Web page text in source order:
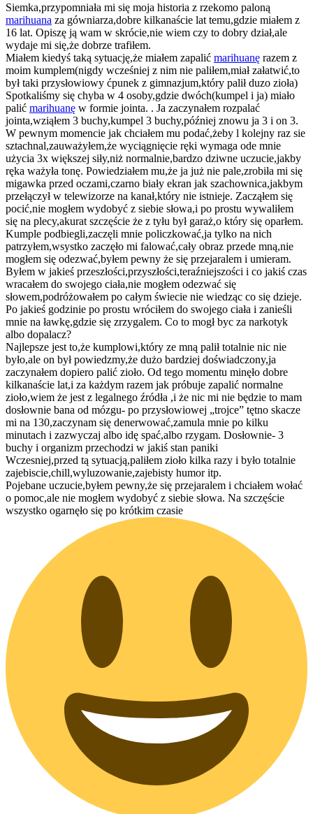
Siemka,przypomniała mi się moja historia z rzekomo paloną
marihuana za gówniarza,dobre kilkanaście lat temu,gdzie miałem z
16 lat. Opiszę ją wam w skrócie,nie wiem czy to dobry dział,ale
wydaje mi się,że dobrze trafiłem.
Miałem kiedyś taką sytuację,że miałem zapalić marihuanę razem z
moim kumplem(nigdy wcześniej z nim nie paliłem,miał załatwić,to
był taki przysłowiowy ćpunek z gimnazjum,który palił duzo zioła)
Spotkaliśmy się chyba w 4 osoby,gdzie dwóch(kumpel i ja) miało
palić marihuanę w formie jointa. . Ja zaczynałem rozpalać
jointa,wziąłem 3 buchy,kumpel 3 buchy,później znowu ja 3 i on 3.
W pewnym momencie jak chciałem mu podać,żeby l kolejny raz sie
sztachnal,zauważyłem,że wyciągnięcie ręki wymaga ode mnie
użycia 3x większej siły,niż normalnie,bardzo dziwne uczucie,jakby
ręka ważyła tonę. Powiedziałem mu,że ja już nie pale,zrobiła mi się
migawka przed oczami,czarno biały ekran jak szachownica,jakbym
przełączył w telewizorze na kanał,który nie istnieje. Zacząłem się
pocić,nie mogłem wydobyć z siebie słowa,i po prostu wywaliłem
się na plecy,akurat szczęście że z tyłu był garaż,o który się oparłem.
Kumple podbiegli,zaczęli mnie policzkować,ja tylko na nich
patrzyłem,wsystko zaczęło mi falować,cały obraz przede mną,nie
mogłem się odezwać,byłem pewny że się przejaralem i umieram.
Byłem w jakieś przeszłości,przyszłości,teraźniejszości i co jakiś czas
wracałem do swojego ciała,nie mogłem odezwać się
słowem,podróżowałem po całym świecie nie wiedząc co się dzieje.
Po jakieś godzinie po prostu wróciłem do swojego ciała i zanieśli
mnie na ławkę,gdzie się zrzygalem. Co to mogł byc za narkotyk
albo dopalacz?
Najlepsze jest to,że kumplowi,który ze mną palił totalnie nic nie
było,ale on był powiedzmy,że dużo bardziej doświadczony,ja
zaczynałem dopiero palić zioło. Od tego momentu minęło dobre
kilkanaście lat,i za każdym razem jak próbuje zapalić normalne
zioło,wiem że jest z legalnego źródła ,i że nic mi nie będzie to mam
dosłownie bana od mózgu- po przysłowiowej „trojce” tętno skacze
mi na 130,zaczynam się denerwować,zamula mnie po kilku
minutach i zazwyczaj albo idę spać,albo rzygam. Dosłownie- 3
buchy i organizm przechodzi w jakiś stan paniki
Wczesniej,przed tą sytuacją,paliłem zioło kilka razy i było totalnie
zajebiscie,chill,wyluzowanie,zajebisty humor itp.
Pojebane uczucie,byłem pewny,że się przejaralem i chciałem wołać
o pomoc,ale nie mogłem wydobyć z siebie słowa. Na szczęście
wszystko ogarnęło się po krótkim czasie